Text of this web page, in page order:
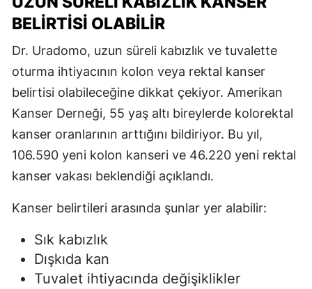
BELIRTISI OLABILIR
Dr. Uradomo, uzun süreli kabızlık ve tuvalette
oturma ihtiyacının kolon veya rektal kanser
belirtisi olabileceğine dikkat çekiyor. Amerikan
Kanser Derneği, 55 yaş altı bireylerde kolorektal
kanser oranlarının arttığını bildiriyor. Bu yıl,
106.590 yeni kolon kanseri ve 46.220 yeni rektal
kanser vakası beklendiği açıklandı.
Kanser belirtileri arasında şunlar yer alabilir:
Sık kabızlık
Dışkıda kan
Tuvalet ihtiyacında değişiklikler